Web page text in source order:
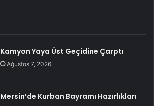
Kamyon Yaya Üst Geçidine Çarptı
Ağustos 7, 2026
Mersin’de Kurban Bayramı Hazırlıkları